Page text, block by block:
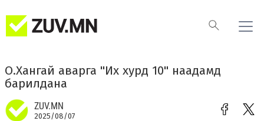
О.Хангай аварга "Их хурд 10" наадамд
барилдана
ZUV.MN
2025/08/07